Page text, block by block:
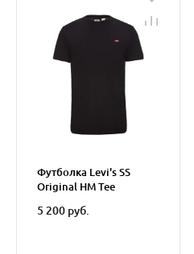
Футболка Levi's SS
Original HM Tee
5 200 руб.